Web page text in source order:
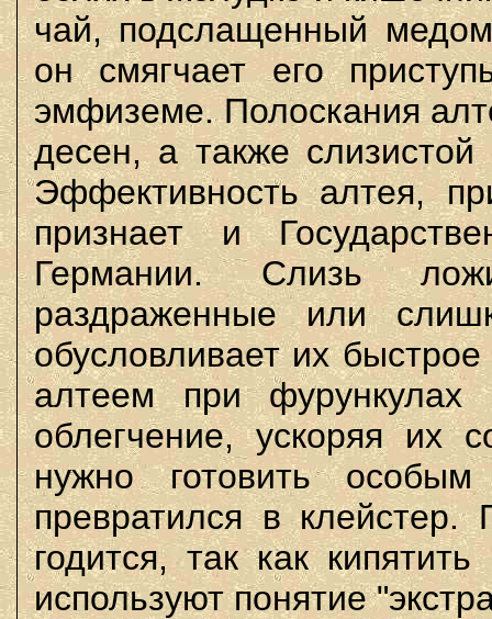
чай, подслащенный
он смягчает его
эмфиземе. Полоскания
десен, а также
Эффективность алтея,
признает и
Германии. Слизь
раздраженные или
обусловливает их
алтеем при фурункулах
облегчение, ускоряя их
нужно готовить
превратился в клейстер.
годится, так как
используют понятие